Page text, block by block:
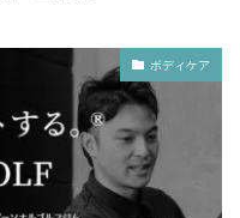
ボディケア